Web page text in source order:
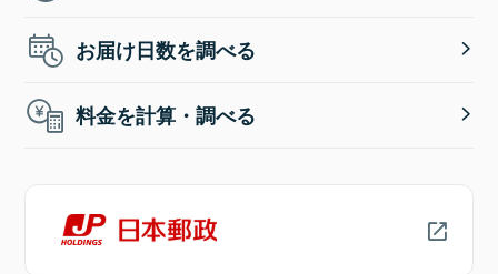
お届け日数を調べる
料金を計算・調べる